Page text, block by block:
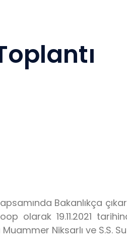
Bakanlıkça
olarak 19.11.2021
Niksarlı ve S.S.